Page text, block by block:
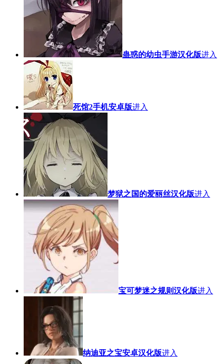
蛊惑的幼虫手游汉化版进入
死馆2手机安卓版进入
梦狱之国的爱丽丝汉化版进入
宝可梦迷之规则汉化版进入
纳迪亚之宝安卓汉化版进入